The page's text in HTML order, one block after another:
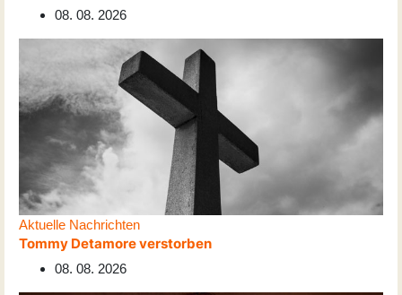
08. 08. 2026
Aktuelle Nachrichten
Tommy Detamore verstorben
08. 08. 2026